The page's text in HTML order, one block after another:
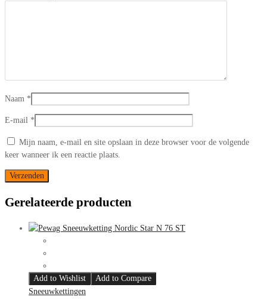
Naam *
E-mail *
Mijn naam, e-mail en site opslaan in deze browser voor de volgende
keer wanneer ik een reactie plaats.
Gerelateerde producten
Add to Wishlist
Add to Compare
Sneeuwkettingen